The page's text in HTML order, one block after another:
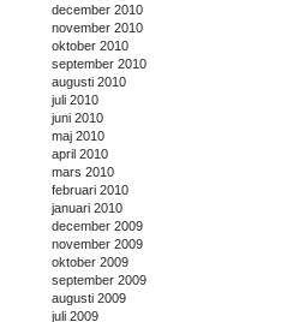
december 2010
november 2010
oktober 2010
september 2010
augusti 2010
juli 2010
juni 2010
maj 2010
april 2010
mars 2010
februari 2010
januari 2010
december 2009
november 2009
oktober 2009
september 2009
augusti 2009
juli 2009